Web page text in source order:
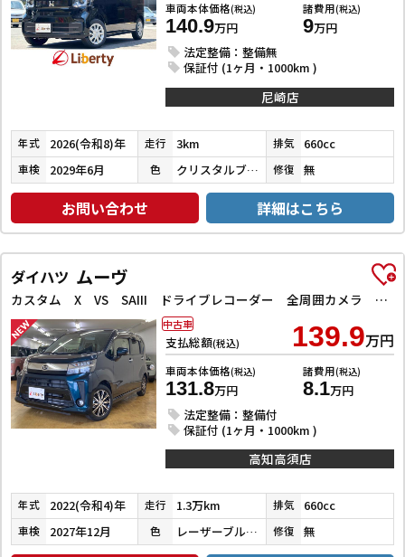
車両本体価格(税込)
140.9万円
諸費用(税込)
9万円
法定整備：整備無
保証付 (1ヶ月・1000km )
尼崎店
年式 2026(令和8)年 走行 3km 排気 660cc
車検 2029年6月 色 クリスタルブラックパール 修復 無
お問い合わせ 詳細はこちら
ダイハツ ムーヴ
カスタム X VS SAIII ドライブレコーダー 全周囲カメラ ナビ TV クリアランスソナー 衝突被害軽減システム オートマチックハイビーム オートライト LEDヘッドランプ スマートキー アイドリングストップ 電動格納ミラー
支払総額(税込) 139.9万円
車両本体価格(税込)
131.8万円
諸費用(税込)
8.1万円
法定整備：整備付
保証付 (1ヶ月・1000km )
中古車
高知高須店
年式 2022(令和4)年 走行 1.3万km 排気 660cc
車検 2027年12月 色 レーザーブルークリスタルシャイン 修復 無